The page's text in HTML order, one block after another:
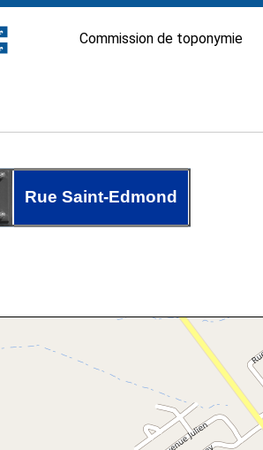
Commission de toponymie
Rue Saint-Edmond